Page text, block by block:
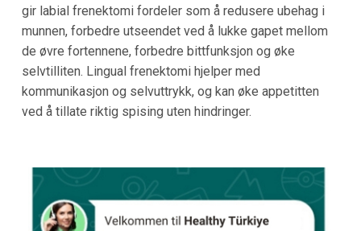
gir labial frenektomi fordeler som å redusere ubehag i
munnen, forbedre utseendet ved å lukke gapet mellom
de øvre fortennene, forbedre bittfunksjon og øke
selvtilliten. Lingual frenektomi hjelper med
kommunikasjon og selvuttrykk, og kan øke appetitten
ved å tillate riktig spising uten hindringer.